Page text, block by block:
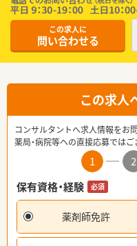
この求人に
問い合わせる
この求人
コンサルタントへ求人情報をお
薬局・病院等への直接応募ではご
1 2
保有資格・経験
必須
薬剤師免許